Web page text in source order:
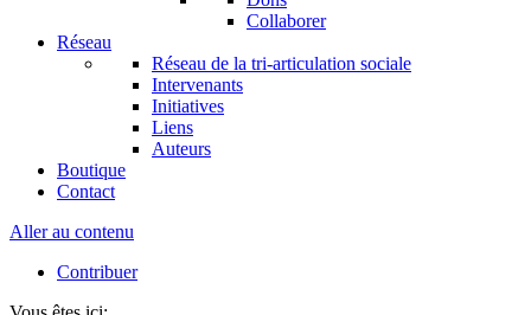
Collaborer
Réseau
Réseau de la tri-articulation sociale
Intervenants
Initiatives
Liens
Auteurs
Boutique
Contact
Aller au contenu
Contribuer